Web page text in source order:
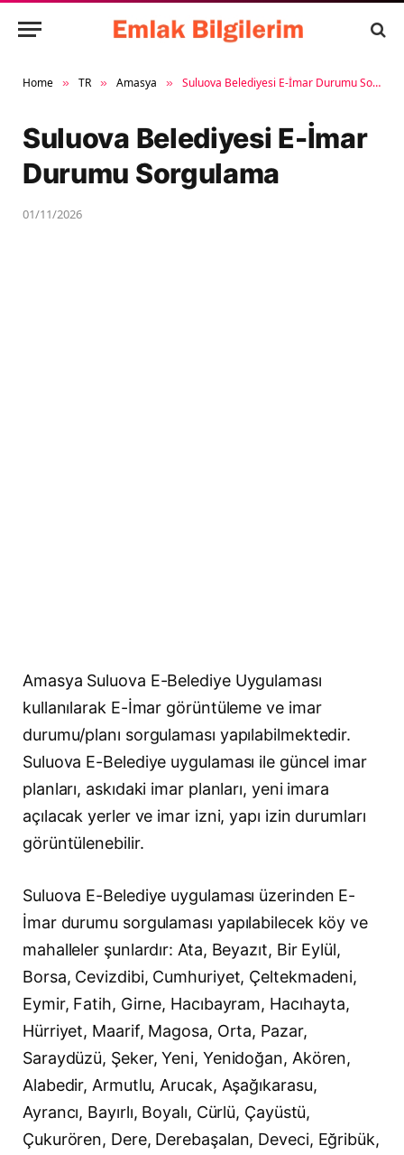
Home » TR » Amasya » Suluova Belediyesi E-İmar Durumu Sorgulama
Suluova Belediyesi E-İmar
Durumu Sorgulama
01/11/2026
Amasya Suluova E-Belediye Uygulaması
kullanılarak E-İmar görüntüleme ve imar
durumu/planı sorgulaması yapılabilmektedir.
Suluova E-Belediye uygulaması ile güncel imar
planları, askıdaki imar planları, yeni imara
açılacak yerler ve imar izni, yapı izin durumları
görüntülenebilir.
Suluova E-Belediye uygulaması üzerinden E-
İmar durumu sorgulaması yapılabilecek köy ve
mahalleler şunlardır: Ata, Beyazıt, Bir Eylül,
Borsa, Cevizdibi, Cumhuriyet, Çeltekmadeni,
Eymir, Fatih, Girne, Hacıbayram, Hacıhayta,
Hürriyet, Maarif, Magosa, Orta, Pazar,
Saraydüzü, Şeker, Yeni, Yenidoğan, Akören,
Alabedir, Armutlu, Arucak, Aşağıkarasu,
Ayrancı, Bayırlı, Boyalı, Cürlü, Çayüstü,
Çukurören, Dere, Derebaşalan, Deveci, Eğribük,